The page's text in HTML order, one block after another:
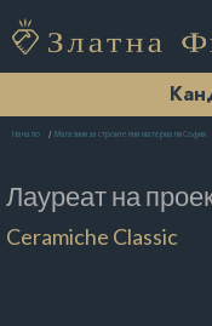
Начало Магазини за строителни материали София
Лауреат на
Ceramiche Classic